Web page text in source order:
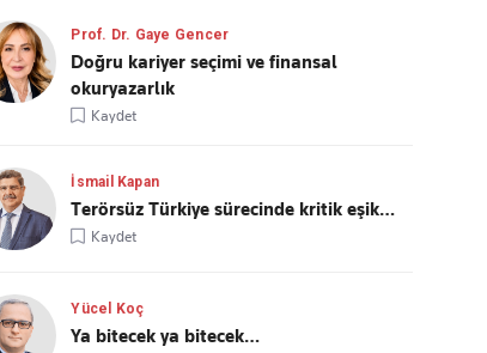
Prof. Dr. Gaye Gencer
Doğru kariyer seçimi ve finansal
okuryazarlık
Kaydet
İsmail Kapan
Terörsüz Türkiye sürecinde kritik eşik…
Kaydet
Yücel Koç
Ya bitecek ya bitecek…